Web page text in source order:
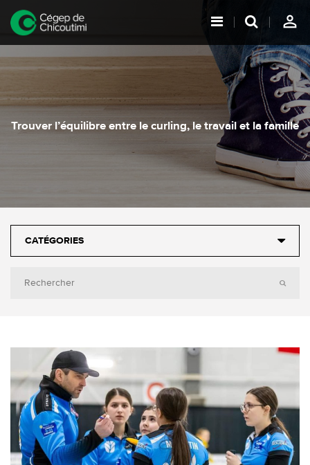
person_outline
Trouver l’équilibre entre le curling, le travail et la famille
CATÉGORIES